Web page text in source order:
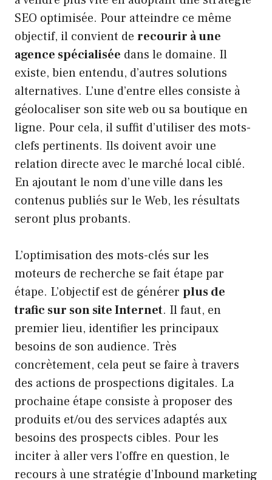
SEO optimisée. Pour atteindre ce même
objectif, il convient de recourir à une
agence spécialisée dans le domaine. Il
existe, bien entendu, d’autres solutions
alternatives. L’une d’entre elles consiste à
géolocaliser son site web ou sa boutique en
ligne. Pour cela, il suffit d’utiliser des mots-
clefs pertinents. Ils doivent avoir une
relation directe avec le marché local ciblé.
En ajoutant le nom d’une ville dans les
contenus publiés sur le Web, les résultats
seront plus probants.
L’optimisation des mots-clés sur les
moteurs de recherche se fait étape par
étape. L’objectif est de générer plus de
trafic sur son site Internet. Il faut, en
premier lieu, identifier les principaux
besoins de son audience. Très
concrètement, cela peut se faire à travers
des actions de prospections digitales. La
prochaine étape consiste à proposer des
produits et/ou des services adaptés aux
besoins des prospects cibles. Pour les
inciter à aller vers l’offre en question, le
recours à une stratégie d’Inbound marketing